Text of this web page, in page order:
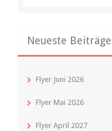
Neueste Beiträge
Flyer Juni 2026
Flyer Mai 2026
Flyer April 2027